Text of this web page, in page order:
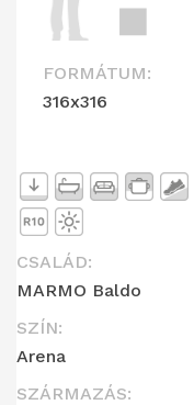
FORMÁTUM:
316x316
CSALÁD:
MARMO Baldo
SZÍN:
Arena
SZÁRMAZÁS: